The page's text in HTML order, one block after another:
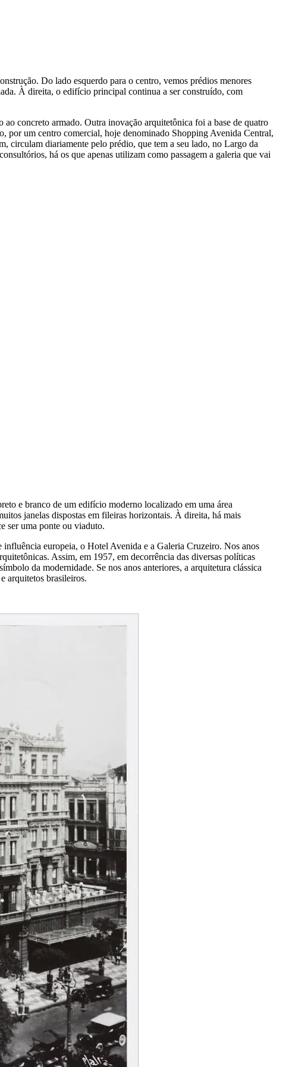
Do lado esquerdo para o centro, vemos prédios menores
À direita, o edifício principal continua a ser construído, com
concreto armado. Outra inovação arquitetônica foi a base de quatro
por um centro comercial, hoje denominado Shopping Avenida Central,
circulam diariamente pelo prédio, que tem a seu lado, no Largo da
há os que apenas utilizam como passagem a galeria que vai
e branco de um edifício moderno localizado em uma área
janelas dispostas em fileiras horizontais. À direita, há mais
ser uma ponte ou viaduto.
europeia, o Hotel Avenida e a Galeria Cruzeiro. Nos anos
Assim, em 1957, em decorrência das diversas políticas
da modernidade. Se nos anos anteriores, a arquitetura clássica
arquitetos brasileiros.